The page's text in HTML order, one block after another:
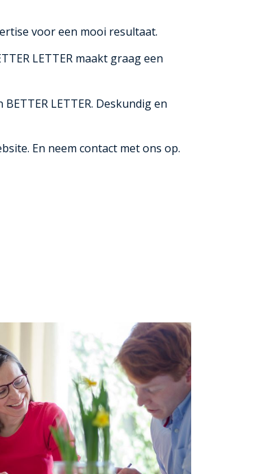
voor een mooi resultaat.
LETTER maakt graag een
LETTER. Deskundig en
En neem contact met ons op.
ENGELS, MIIJN NEDERLANDS
VERBETEREN